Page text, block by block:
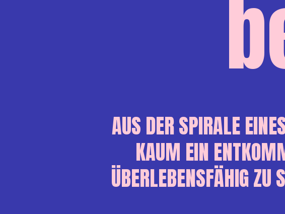
Die Website verwendet Cookies, es wird jedoch
kein Cookie-Management betrieben. Cookie-
AUS DER SPIRALE
KAUM EIN
ÜBERLEBENSFÄHIG ZU